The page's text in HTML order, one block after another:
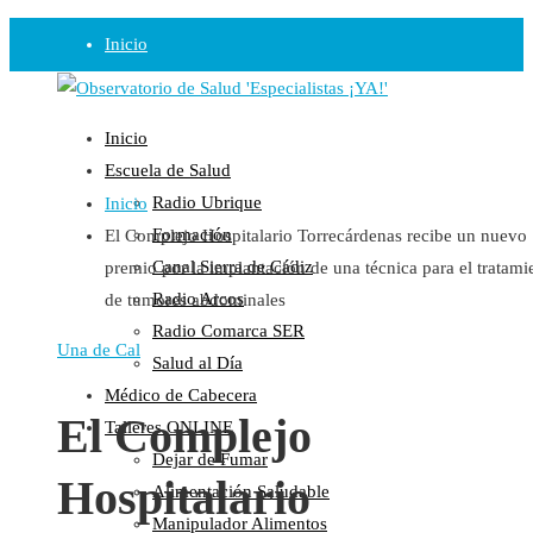
Inicio
Observatorio
Opinión
Radio
Guadalinfo Salud
Radio Guadalete
COPE Pontevedra
Salud en Radio Ubrique
Salud en Verano
Plataforma
Manifiestos
Comunicados
En nuestra Web
Inicio
Escuela de Salud
Radio Ubrique
Formación
Canal Sierra de Cádiz
Radio Arcos
Radio Comarca SER
Salud al Día
Médico de Cabecera
Talleres ONLINE
Dejar de Fumar
Alimentación Saludable
Manipulador Alimentos
Inicio
El Complejo Hospitalario Torrecárdenas recibe un nuevo
premio por la implantación de una técnica para el
de tumores abdominales
Una de Cal
El Complejo
Hospitalario